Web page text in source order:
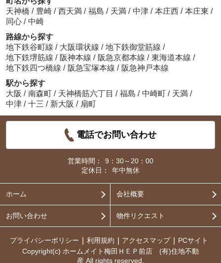
天神橋 / 豊崎 / 西天満 / 福島 / 天満 / 中津 / 本庄西 / 本庄東 /
同心 / 中崎
路線から探す
地下鉄谷町線 / 大阪環状線 / 地下鉄御堂筋線 /
地下鉄堺筋線 / 阪神本線 / 阪急京都本線 / 東海道本線 /
地下鉄四つ橋線 / 阪急宝塚本線 / 阪急神戸本線
駅から探す
大阪 / 南森町 / 天神橋筋六丁目 / 福島 / 中崎町 / 天満 /
中津 / 十三 / 新大阪 / 扇町
電話でお問い合わせ
営業時間：
9：30～20：00
定休日：
年中無休
ホーム 会社概要
お問い合わせ 物件リクエスト
プライバシーポリシー 利用規約 アクセスマップ
PCサイト
Copyright(c) ホームメイト梅田ＨＥＰ前店 (有)住地不動
産 All rights reserved.